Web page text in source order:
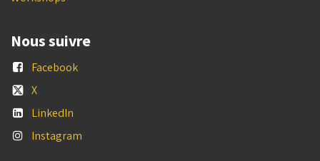
Nous suivre
Facebook
X
LinkedIn
Instagram